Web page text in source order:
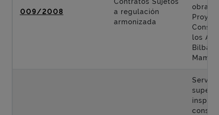
009/2008
a regulación
armonizada
obras
los
Bilbao